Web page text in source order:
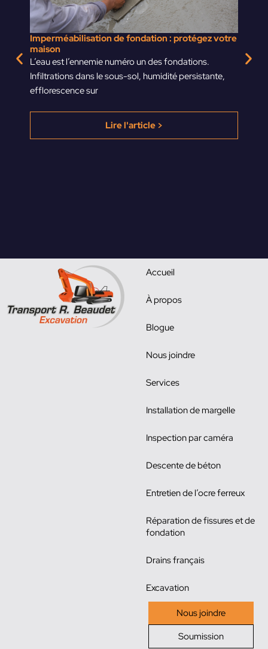
Imperméabilisation de fondation : protégez votre
maison
L’eau est l’ennemie numéro un des fondations.
Infiltrations dans le sous-sol, humidité persistante,
efflorescence sur
Lire l'article >
Vous
votre
Accueil
À propos
Blogue
Nous joindre
Services
Installation de margelle
Inspection par caméra
Descente de béton
Entretien de l’ocre ferreux
Réparation de fissures et de
fondation
Drains français
Excavation
Nous joindre
Soumission